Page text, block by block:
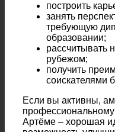
построить
занять
требующую
образовании;
рассчитывать
рубежом;
получить
соискателями
Если вы активны,
профессиональному
Артёме – хорошая